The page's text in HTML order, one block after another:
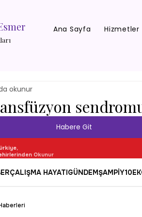
Ana Sayfa Hizmetler
okunur
Habere Git